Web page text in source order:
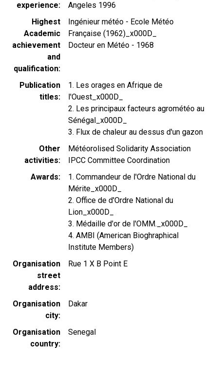
experience
Angeles 1996
Highest
Academic
achievement
and
qualification
Ingénieur météo - Ecole Météo
Française (1962)_x000D_
Docteur en Météo - 1968
Publication
titles
1. Les orages en Afrique de
l'Ouest_x000D_
2. Les principaux facteurs agrométéo au
Sénégal_x000D_
3. Flux de chaleur au dessus d'un gazon
Other
activities
Météorolised Solidarity Association
IPCC Committee Coordination
Awards
1. Commandeur de l'Ordre National du
Mérite_x000D_
2. Office de d'Ordre National du
Lion_x000D_
3. Médaille d'or de l'OMM._x000D_
4. AMBI (American Bioghraphical
Institute Members)
Organisation
street
address
Rue 1 X B Point E
Organisation
city
Dakar
Organisation
country
Senegal